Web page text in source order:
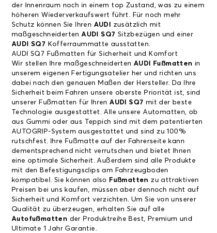
der Innenraum noch in einem top Zustand, was zu einem
höheren Wiederverkaufswert führt. Für noch mehr
Schutz können Sie Ihren AUDI zusätzlich mit
maßgeschneidertenAUDI SQ7 Sitzbezügen und einer
AUDI SQ7 Kofferraummatte ausstatten.
AUDI SQ7 Fußmatten für Sicherheit und Komfort
Wir stellen Ihre maßgeschneiderten AUDI Fußmatten in
unserem eigenen Fertigungsatelier her und richten uns
dabei nach den genauen Maßen der Hersteller. Da Ihre
Sicherheit beim Fahren unsere oberste Priorität ist, sind
unserer Fußmatten für IhrenAUDI SQ7 mit der beste
Technologie ausgestattet. Alle unsere Automatten, ob
aus Gummi oder aus Teppich sind mit dem patentierten
AUTOGRIP-System ausgestattet und sind zu 100%
rutschfest. Ihre Fußmatte auf der Fahrerseite kann
dementsprechend nicht verrutschen und bietet Ihnen
eine optimale Sicherheit. Außerdem sind alle Produkte
mit den Befestigungsclips am Fahrzeugboden
kompatibel. Sie können also Fußmatten zu attraktiven
Preisen bei uns kaufen, müssen aber dennoch nicht auf
Sicherheit und Komfort verzichten. Um Sie von unserer
Qualität zu überzeugen, erhalten Sie auf alle
Autofußmatten der Produktreihe Best, Premium und
Ultimate 1 Jahr Garantie.